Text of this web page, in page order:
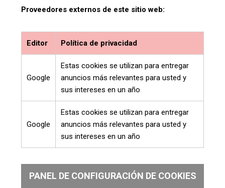
Proveedores externos de este sitio web:
Editor Política de privacidad
Google
Estas cookies se utilizan para entregar
anuncios más relevantes para usted y
sus intereses en un año
Google
Estas cookies se utilizan para entregar
anuncios más relevantes para usted y
sus intereses en un año
PANEL DE CONFIGURACIÓN DE COOKIES